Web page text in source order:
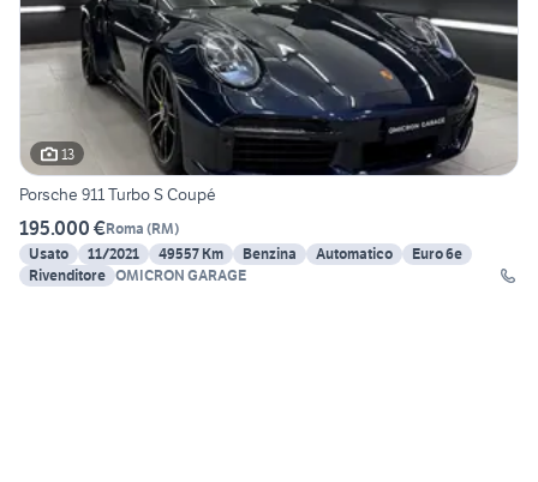
13
Porsche 911 Turbo S Coupé
195.000 €Roma (RM)
Usato
11/2021 49557 Km Benzina Automatico
Euro 6e
Rivenditore OMICRON GARAGE